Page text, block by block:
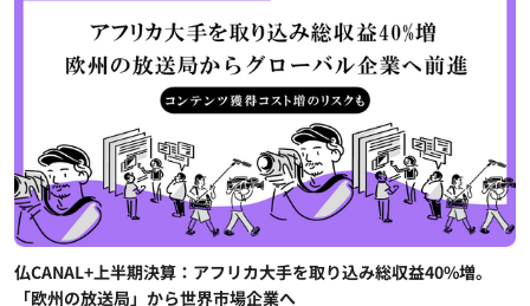
仏CANAL+上半期決算：アフリカ大手を取り込み総収益40%増。
「欧州の放送局」から世界市場企業へ